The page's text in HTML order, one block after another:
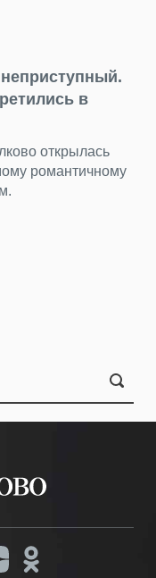
в
открылась
романтичному